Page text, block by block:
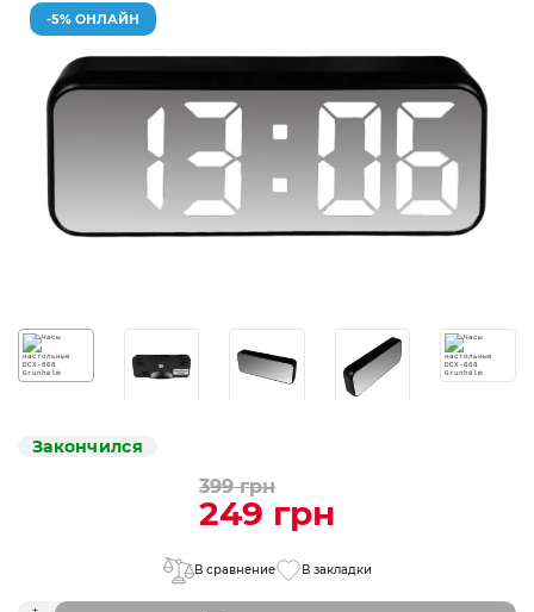
-5% ОНЛАЙН
Закончился
399 грн
249 грн
В сравнение В закладки